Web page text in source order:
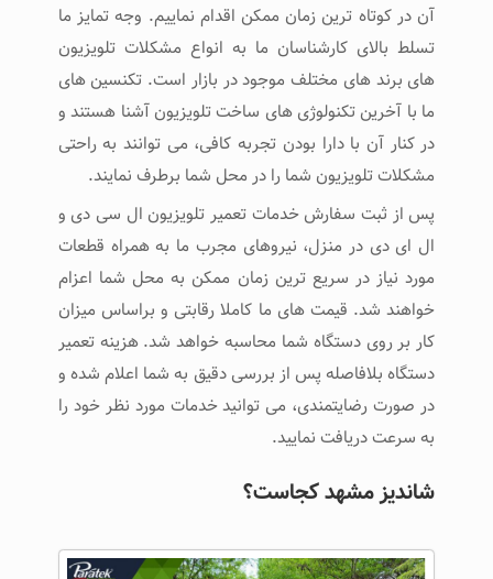
آن در کوتاه ترین زمان ممکن اقدام نماییم. وجه تمایز ما
تسلط بالای کارشناسان ما به انواع مشکلات تلویزیون
های برند های مختلف موجود در بازار است. تکنسین های
ما با آخرین تکنولوژی های ساخت تلویزیون آشنا هستند و
در کنار آن با دارا بودن تجربه کافی، می توانند به راحتی
مشکلات تلویزیون شما را در محل شما برطرف نمایند.
پس از ثبت سفارش خدمات تعمیر تلویزیون ال سی دی و
ال ای دی در منزل، نیروهای مجرب ما به همراه قطعات
مورد نیاز در سریع ترین زمان ممکن به محل شما اعزام
خواهند شد. قیمت های ما کاملا رقابتی و براساس میزان
کار بر روی دستگاه شما محاسبه خواهد شد. هزینه تعمیر
دستگاه بلافاصله پس از بررسی دقیق به شما اعلام شده و
در صورت رضایتمندی، می توانید خدمات مورد نظر خود را
به سرعت دریافت نمایید.
شاندیز مشهد کجاست؟